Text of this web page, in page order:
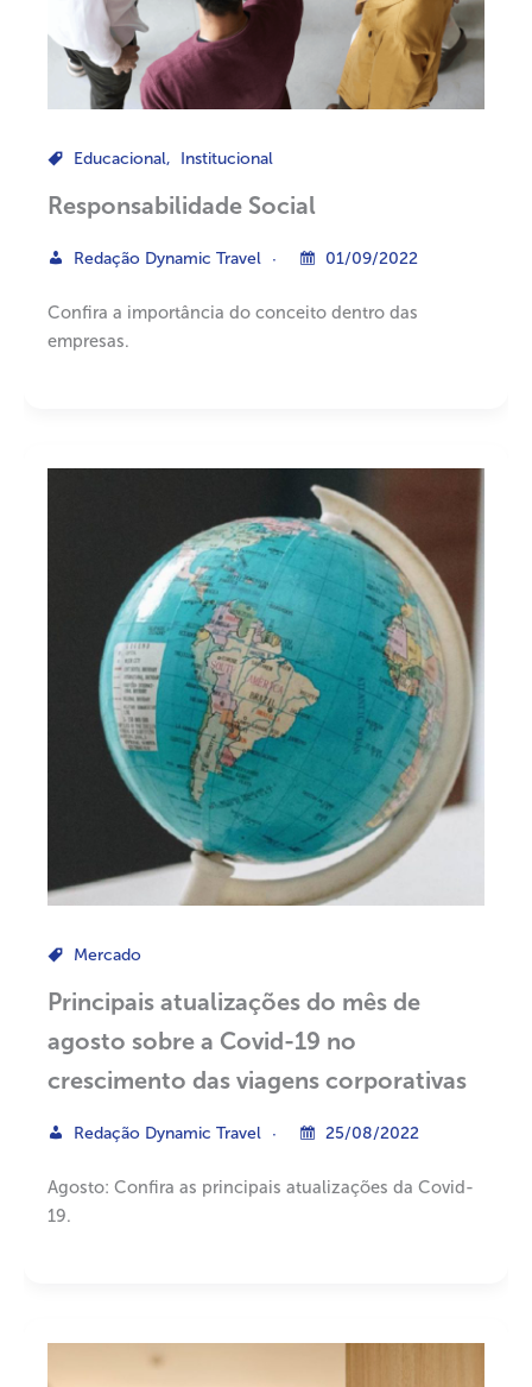
Educacional, Institucional
Responsabilidade Social
Redação Dynamic Travel 01/09/2022
Confira a importância do conceito dentro das
empresas.
Mercado
Principais atualizações do mês de
agosto sobre a Covid-19 no
crescimento das viagens corporativas
Redação Dynamic Travel 25/08/2022
Agosto: Confira as principais atualizações da Covid-
19.